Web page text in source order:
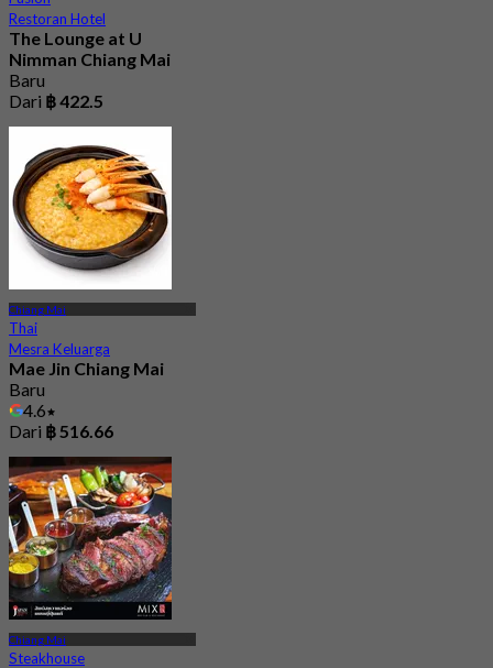
Restoran Hotel
The Lounge at U
Nimman Chiang Mai
Baru
Dari ฿ 422.5
Chiang Mai
Thai
Mesra Keluarga
Mae Jin Chiang Mai
Baru
4.6
Dari ฿ 516.66
Chiang Mai
Steakhouse